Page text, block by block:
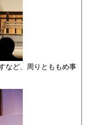
など、周りとももめ事